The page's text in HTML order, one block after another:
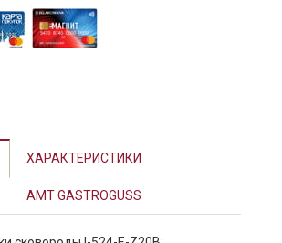
ХАРАКТЕРИСТИКИ
AMT GASTROGUSS